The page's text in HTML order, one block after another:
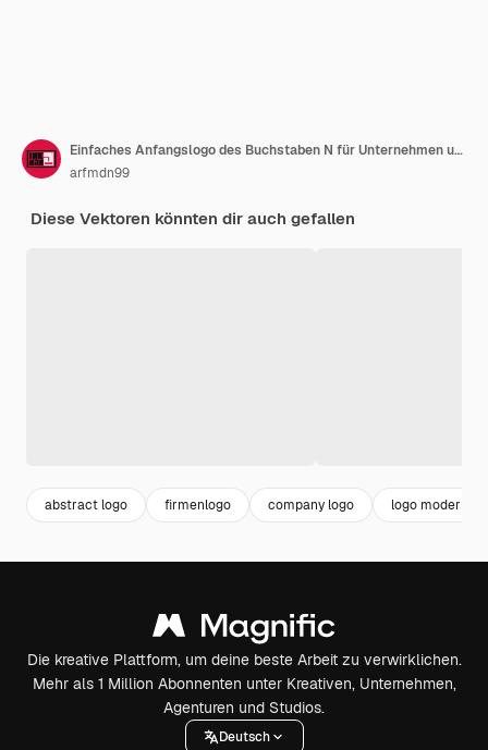
Einfaches Anfangslogo des Buchstaben N für Unternehmen und Unternehmen
arfmdn99
Diese Vektoren könnten dir auch gefallen
abstract logo firmenlogo company logo logo modern
Die kreative Plattform, um deine beste Arbeit zu verwirklichen.
Mehr als 1 Million Abonnenten unter Kreativen, Unternehmen,
Agenturen und Studios.
Deutsch